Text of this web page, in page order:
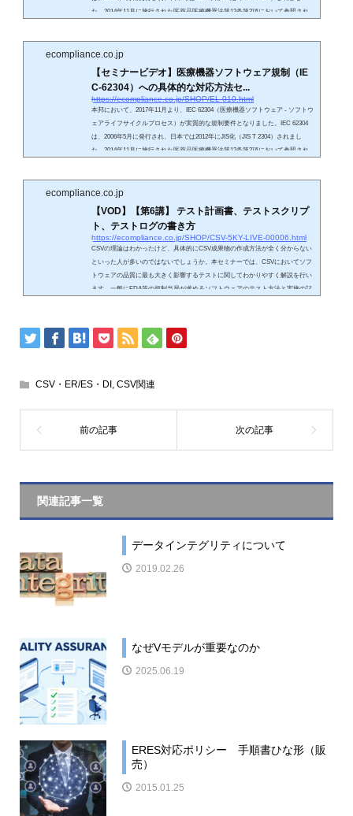
た。2014年11月に施行された医薬品医療機器法第12条第2項において参照され
トウェア」の開発と保守に関するプロセスを規定しています。日本以外でも欧
ecompliance.co.jp
【セミナービデオ】医療機器ソフトウェア規制（IE
C-62304）への具体的な対応方法セ...
https://ecompliance.co.jp/SHOP/EL-010.html
本邦において、2017年11月より、IEC 62304（医療機器ソフトウェア ‐ ソフトウ
ェアライフサイクルプロセス）が実質的な規制要件となりました。IEC 62304
は、2006年5月に発行され、日本では2012年にJIS化（JIS T 2304）されまし
た。2014年11月に施行された医薬品医療機器法第12条第2項において参照され
トウェア」の開発と保守に関するプロセスを規定しています。日本以外でも欧
ecompliance.co.jp
【VOD】【第6講】 テスト計画書、テストスクリプ
ト、テストログの書き方
https://ecompliance.co.jp/SHOP/CSV-5KY-LIVE-00006.html
CSVの理論はわかったけど、具体的にCSV成果物の作成方法が全く分からない
といった人が多いのではないでしょうか。本セミナーでは、CSVにおいてソフ
トウェアの品質に最も大きく影響するテストに関してわかりやすく解説を行い
ます。一般にFDA等の規制当局が求めるソフトウェアのテスト方法と実施の記
方法は、詳細にわたり対監査性があるものでなければなりません。本セミナー
では、テスト計...
CSV・ER/ES・DI, CSV関連
関連記事一覧
データインテグリティについて
2019.02.26
なぜVモデルが重要なのか
2025.06.19
ERES対応ポリシー 手順書ひな形（販
売）
2015.01.25